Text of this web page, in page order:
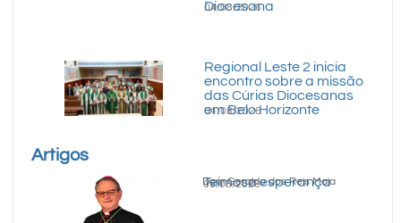
Diocesana
04/08/2026
Regional Leste 2 inicia
encontro sobre a missão
das Cúrias Diocesanas
em Belo Horizonte
04/08/2026
Artigos
Teimosa esperança
Dom Geraldo dos Reis Maia
05/08/2026